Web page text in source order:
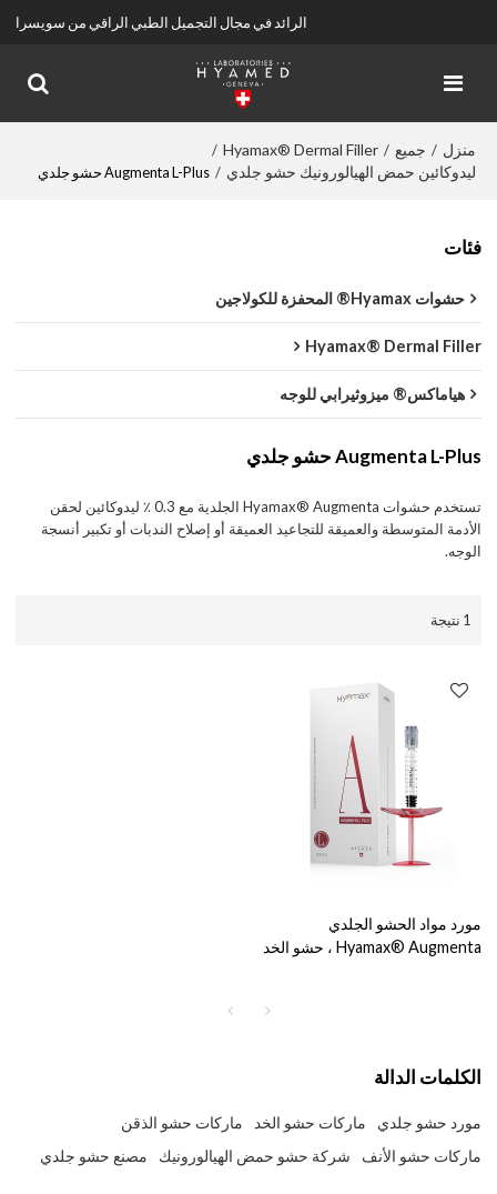
الرائد في مجال التجميل الطبي الراقي من سويسرا
منزل / جميع /
Hyamax® Dermal Filler
/
ليدوكائين حمض الهيالورونيك حشو جلدي / Augmenta L-Plus حشو جلدي
فئات
حشوات Hyamax® المحفزة للكولاجين
Hyamax® Dermal Filler
هياماكس® ميزوثيرابي للوجه
Augmenta L-Plus حشو جلدي
تستخدم حشوات Hyamax® Augmenta الجلدية مع 0.3 ٪ ليدوكائين لحقن
الأدمة المتوسطة والعميقة للتجاعيد العميقة أو إصلاح الندبات أو تكبير أنسجة
الوجه.
1 نتيجة
مورد مواد الحشو الجلدي
Hyamax® Augmenta ، حشو الخد
الكلمات الدالة
مورد حشو جلدي ماركات حشو الخد
ماركات حشو الذقن
ماركات حشو الأنف
شركة حشو حمض الهيالورونيك مصنع حشو جلدي